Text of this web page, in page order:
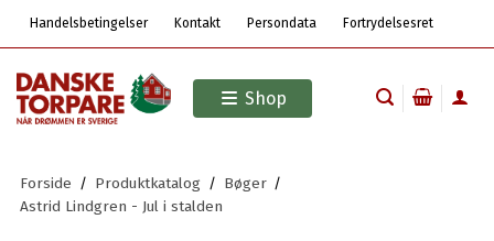
Handelsbetingelser Kontakt Persondata Fortrydelsesret
Shop
Forside / Produktkatalog / Bøger /
Astrid Lindgren - Jul i stalden